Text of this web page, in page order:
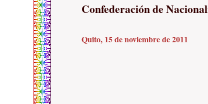
Confederación de
Quito, 15 de noviembre de 2011